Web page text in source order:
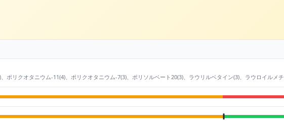
ポリクオタニウム-11(4)、ポリクオタニウム-7(3)、ポリソルベート20(3)、ラウリルベタイン(3)、ラウロイルメ